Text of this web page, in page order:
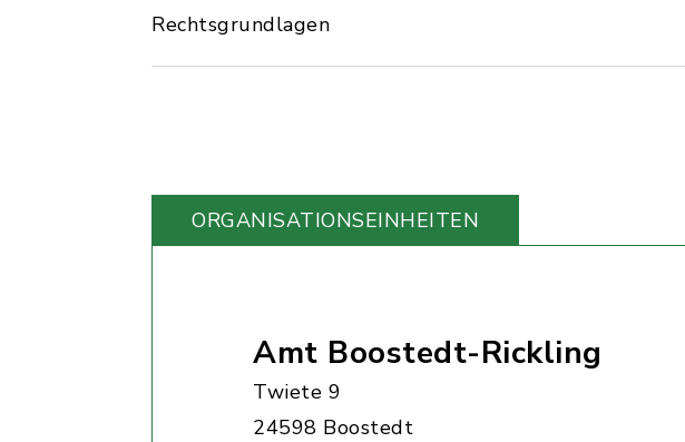
Rechtsgrundlagen
ORGANISATIONS­EINHEITEN
Amt Boostedt-Rickling
Twiete 9
24598 Boostedt